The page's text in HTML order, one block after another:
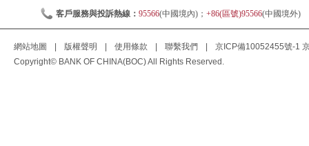
客戶服務與投訴熱線： 95566(中國境內)； +86(區號)95566(中國境外)
網站地圖 版權聲明 使用條款 聯繫我們 京ICP備10052455號-1
Copyright© BANK OF CHINA(BOC) All Rights Reserved.